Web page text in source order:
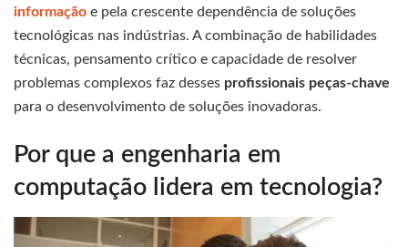
informação e pela crescente dependência de soluções
tecnológicas nas indústrias. A combinação de habilidades
técnicas, pensamento crítico e capacidade de resolver
problemas complexos faz desses profissionais peças-chave
para o desenvolvimento de soluções inovadoras.
Por que a engenharia em
computação lidera em tecnologia?